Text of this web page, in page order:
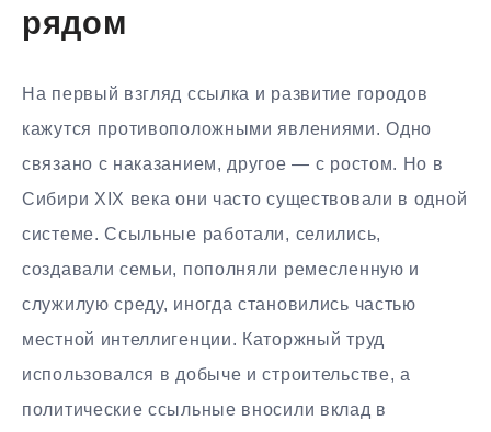
рядом
На первый взгляд ссылка и развитие городов
кажутся противоположными явлениями. Одно
связано с наказанием, другое — с ростом. Но в
Сибири XIX века они часто существовали в одной
системе. Ссыльные работали, селились,
создавали семьи, пополняли ремесленную и
служилую среду, иногда становились частью
местной интеллигенции. Каторжный труд
использовался в добыче и строительстве, а
политические ссыльные вносили вклад в